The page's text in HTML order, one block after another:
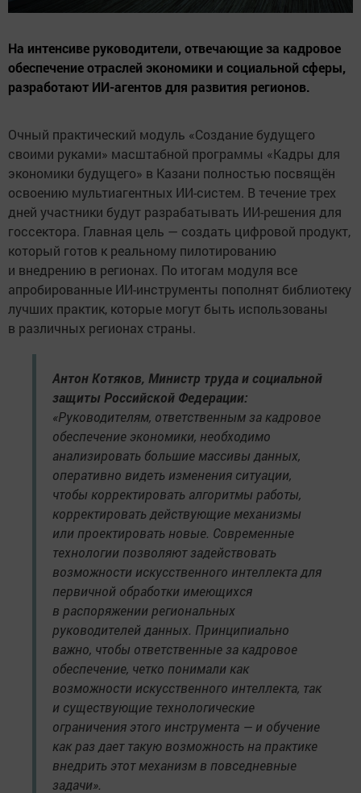
На интенсиве руководители, отвечающие за кадровое
обеспечение отраслей экономики и социальной сферы,
разработают ИИ-агентов для развития регионов.
Очный практический модуль «Создание будущего
своими руками» масштабной программы «Кадры для
экономики будущего» в Казани полностью посвящён
освоению мультиагентных ИИ-систем. В течение трех
дней участники будут разрабатывать ИИ-решения для
госсектора. Главная цель — создать цифровой продукт,
который готов к реальному пилотированию
и внедрению в регионах. По итогам модуля все
апробированные ИИ-инструменты пополнят библиотеку
лучших практик, которые могут быть использованы
в различных регионах страны.
Антон Котяков, Министр труда и социальной
защиты Российской Федерации:
«Руководителям, ответственным за кадровое
обеспечение экономики, необходимо
анализировать большие массивы данных,
оперативно видеть изменения ситуации,
чтобы корректировать алгоритмы работы,
корректировать действующие механизмы
или проектировать новые. Современные
технологии позволяют задействовать
возможности искусственного интеллекта для
первичной обработки имеющихся
в распоряжении региональных
руководителей данных. Принципиально
важно, чтобы ответственные за кадровое
обеспечение, четко понимали как
возможности искусственного интеллекта, так
и существующие технологические
ограничения этого инструмента — и обучение
как раз дает такую возможность на практике
внедрить этот механизм в повседневные
задачи».